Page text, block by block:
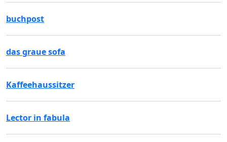
buchpost
das graue sofa
Kaffeehaussitzer
Lector in fabula